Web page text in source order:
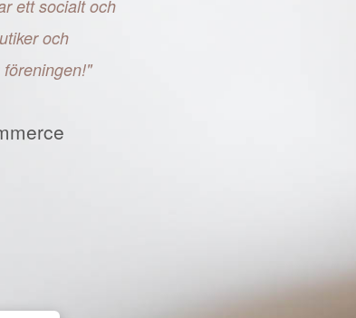
ett socialt och
och